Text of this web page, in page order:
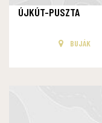
ÚJKÚT-PUSZTA
BUJÁK